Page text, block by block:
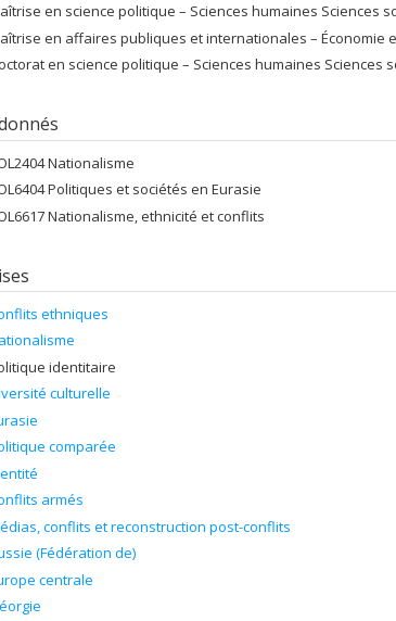
en science politique – Sciences humaines Sciences
en affaires publiques et internationales – Économie
en science politique – Sciences humaines Sciences
Nationalisme
Politiques et sociétés en Eurasie
Nationalisme, ethnicité et conflits
ethniques
identitaire
culturelle
comparée
armés
conflits et reconstruction post-conflits
(Fédération de)
centrale